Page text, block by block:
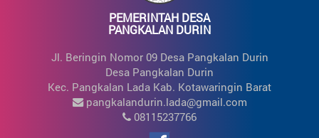
Bidang Penanggulangan Bencana, Darurat Dan Mendesak
Rp. 3.600.000,00 Rp. 21.687.400,00
PEMERINTAH DESA
PANGKALAN DURIN
Jl. Beringin Nomor 09 Desa Pangkalan Durin
Desa Pangkalan Durin
Kec. Pangkalan Lada Kab. Kotawaringin Barat
pangkalandurin.lada@gmail.com
08115237766